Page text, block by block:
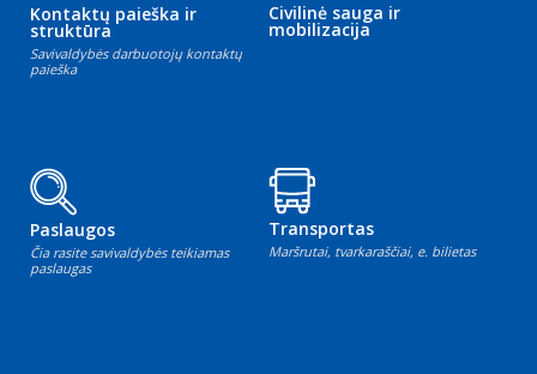
Kontaktų paieška ir
struktūra
Savivaldybės darbuotojų kontaktų
paieška
Civilinė sauga ir
mobilizacija
Paslaugos
Čia rasite savivaldybės teikiamas
paslaugas
Transportas
Maršrutai, tvarkaraščiai, e. bilietas